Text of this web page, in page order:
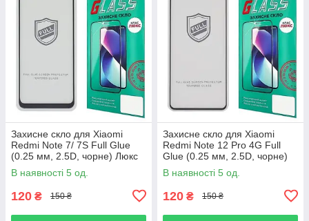
Захисне скло для Xiaomi
Redmi Note 7/ 7S Full Glue
(0.25 мм, 2.5D, чорне) Люкс
В наявності 5 од.
120 ₴ 150 ₴
Захисне скло для Xiaomi
Redmi Note 12 Pro 4G Full
Glue (0.25 мм, 2.5D, чорне)
Люкс
В наявності 5 од.
120 ₴ 150 ₴